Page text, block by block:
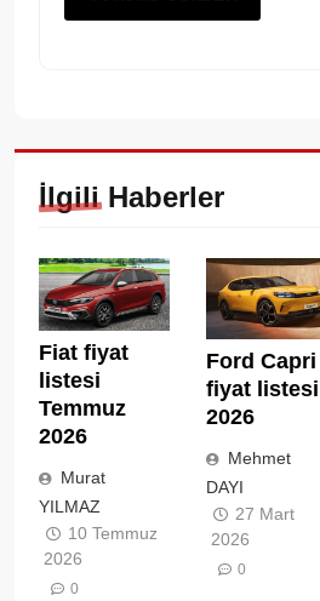
İlgili Haberler
Fiat fiyat
listesi
Temmuz
2026
Murat
YILMAZ
10 Temmuz
2026
0
Ford Capri
fiyat listesi
2026
Mehmet
DAYI
27 Mart
2026
0